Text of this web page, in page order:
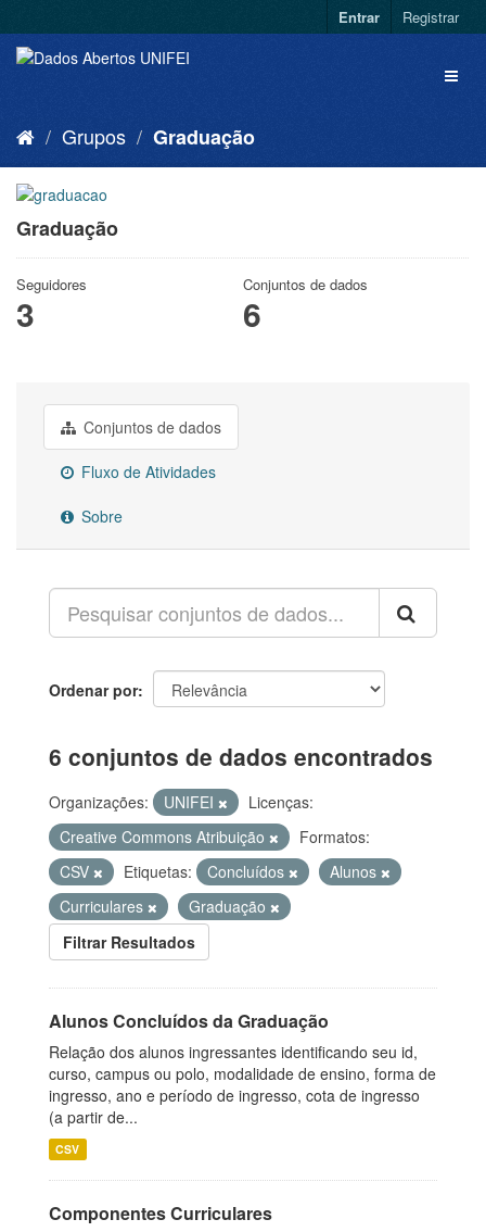
Entrar Registrar
Grupos Graduação
Graduação
Seguidores
3
Conjuntos de dados
6
Conjuntos de dados
Fluxo de Atividades
Sobre
Ordenar por
6 conjuntos de dados encontrados
Organizações: UNIFEI
Licenças:
Creative Commons Atribuição
Formatos:
CSV
Etiquetas: Concluídos
Alunos
Curriculares
Graduação
Filtrar Resultados
Alunos Concluídos da Graduação
Relação dos alunos ingressantes identificando seu id,
curso, campus ou polo, modalidade de ensino, forma de
ingresso, ano e período de ingresso, cota de ingresso
(a partir de...
CSV
Componentes Curriculares